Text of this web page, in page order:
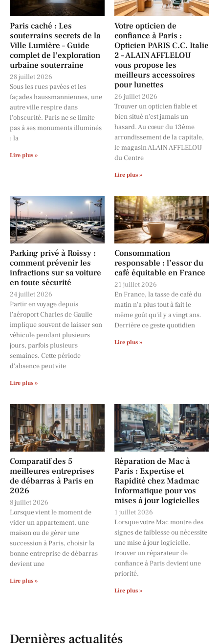
Paris caché : Les
souterrains secrets de la
Ville Lumière – Guide
complet de l’exploration
urbaine souterraine
28 juillet 2026
Sous les rues pavées et les
façades haussmanniennes, une
autre ville respire dans
l'obscurité. Paris ne se limite
pas à ses monuments illuminés
: la
Lire plus »
Votre opticien de
confiance à Paris :
Opticien PARIS C.C. Italie
2 – ALAIN AFFLELOU
vous propose les
meilleurs accessoires
pour lunettes
26 juillet 2026
Trouver un opticien fiable et
bien situé n'est jamais un
hasard. Au cœur du 13ème
arrondissement de la capitale,
le magasin ALAIN AFFLELOU
du Centre
Lire plus »
Parking privé à Roissy :
comment prévenir les
infractions sur sa voiture
en toute sécurité
24 juillet 2026
Partir en voyage depuis
l'aéroport Charles de Gaulle
implique souvent de laisser son
véhicule pendant plusieurs
jours, parfois plusieurs
semaines. Cette période
d'absence peut vite
Lire plus »
Consommation
responsable : l’essor du
café équitable en France
21 juillet 2026
En France, la tasse de café du
matin n'a plus tout à fait le
même goût qu'il y a vingt ans.
Derrière ce geste quotidien
Lire plus »
Comparatif des 5
meilleures entreprises
de débarras à Paris en
2026
8 juillet 2026
Lorsque vient le moment de
vider un appartement, une
maison ou de gérer une
succession à Paris, choisir la
bonne entreprise de débarras
devient une
Lire plus »
Réparation de Mac à
Paris : Expertise et
Rapidité chez Madmac
Informatique pour vos
mises à jour logicielles
1 juillet 2026
Lorsque votre Mac montre des
signes de faiblesse ou nécessite
une mise à jour logicielle,
trouver un réparateur de
confiance à Paris devient une
priorité.
Lire plus »
Dernières actualités